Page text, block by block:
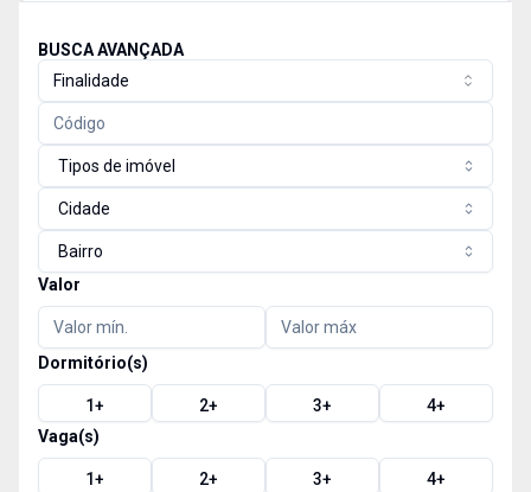
BUSCA AVANÇADA
Finalidade
Tipos de imóvel
Cidade
Bairro
Valor
Dormitório(s)
1+ 2+ 3+ 4+
Vaga(s)
1+ 2+ 3+ 4+